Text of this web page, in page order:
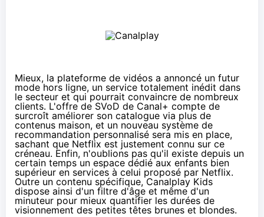
Mieux, la plateforme de vidéos a annoncé un futur
mode hors ligne, un service totalement inédit dans
le secteur et qui pourrait convaincre de nombreux
clients. L'offre de SVoD de Canal+ compte de
surcroît améliorer son catalogue via plus de
contenus maison, et un nouveau système de
recommandation personnalisé sera mis en place,
sachant que Netflix est justement connu sur ce
créneau. Enfin, n'oublions pas qu'il existe depuis un
certain temps un espace dédié aux enfants bien
supérieur en services à celui proposé par Netflix.
Outre un contenu spécifique, Canalplay Kids
dispose ainsi d'un filtre d'âge et même d'un
minuteur pour mieux quantifier les durées de
visionnement des petites têtes brunes et blondes.